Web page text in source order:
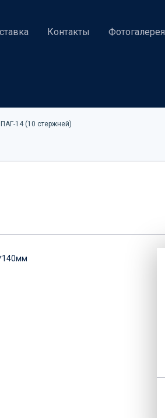
Контакты Фотогалерея
ПАГ-14 (10 стержней)